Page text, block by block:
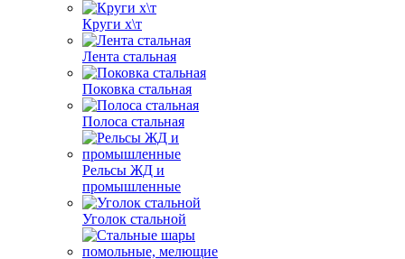
Круги х\т
Лента стальная
Поковка стальная
Полоса стальная
Рельсы ЖД и
промышленные
Уголок стальной